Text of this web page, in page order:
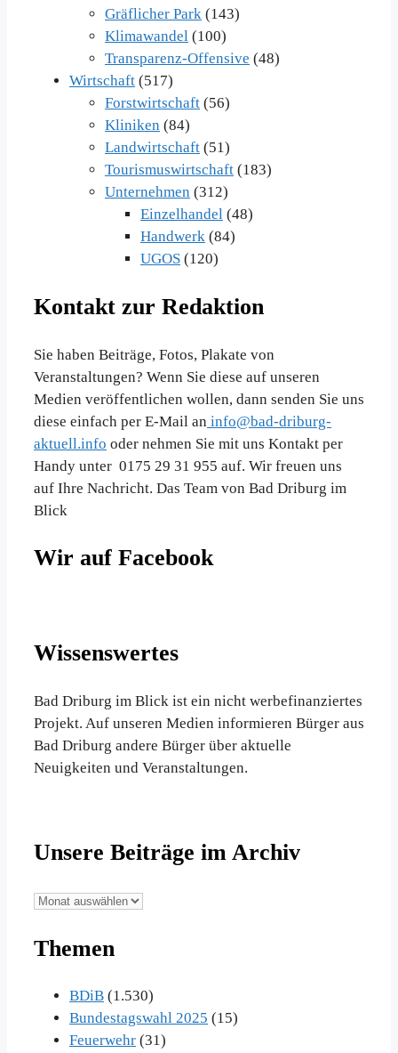
Gräflicher Park (143)
Klimawandel (100)
Transparenz-Offensive (48)
Wirtschaft (517)
Forstwirtschaft (56)
Kliniken (84)
Landwirtschaft (51)
Tourismuswirtschaft (183)
Unternehmen (312)
Einzelhandel (48)
Handwerk (84)
UGOS (120)
Kontakt zur Redaktion
Sie haben Beiträge, Fotos, Plakate von
Veranstaltungen? Wenn Sie diese auf unseren
Medien veröffentlichen wollen, dann senden Sie uns
diese einfach per E-Mail an info@bad-driburg-
aktuell.info oder nehmen Sie mit uns Kontakt per
Handy unter 0175 29 31 955 auf. Wir freuen uns
auf Ihre Nachricht. Das Team von Bad Driburg im
Blick
Wir auf Facebook
Wissenswertes
Bad Driburg im Blick ist ein nicht werbefinanziertes
Projekt. Auf unseren Medien informieren Bürger aus
Bad Driburg andere Bürger über aktuelle
Neuigkeiten und Veranstaltungen.
Unsere Beiträge im Archiv
Unsere
im
Themen
BDiB (1.530)
Bundestagswahl 2025 (15)
Feuerwehr (31)